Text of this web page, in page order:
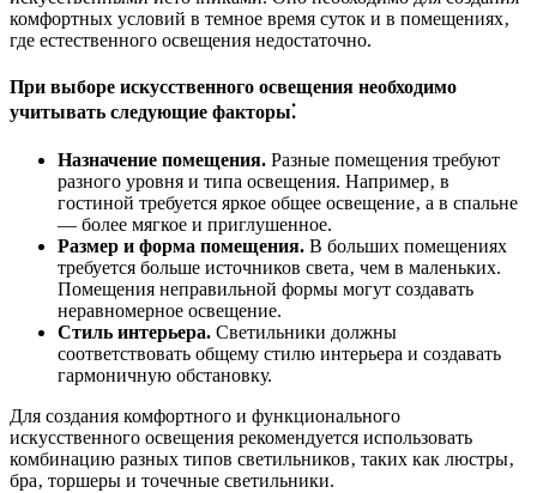
комфортных условий в темное время суток и в помещениях‚
где естественного освещения недостаточно.
При выборе искусственного освещения необходимо
учитывать следующие факторы⁚
Назначение помещения. Разные помещения требуют
разного уровня и типа освещения. Например‚ в
гостиной требуется яркое общее освещение‚ а в спальне
— более мягкое и приглушенное.
Размер и форма помещения. В больших помещениях
требуется больше источников света‚ чем в маленьких.
Помещения неправильной формы могут создавать
неравномерное освещение.
Стиль интерьера. Светильники должны
соответствовать общему стилю интерьера и создавать
гармоничную обстановку.
Для создания комфортного и функционального
искусственного освещения рекомендуется использовать
комбинацию разных типов светильников‚ таких как люстры‚
бра‚ торшеры и точечные светильники.